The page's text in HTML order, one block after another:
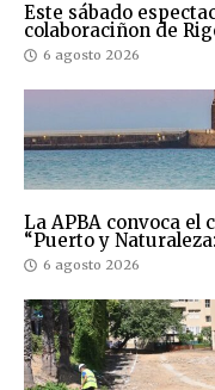
Este sábado
colaboraciñon de
6 agosto 2026
La APBA convoca
“Puerto y
6 agosto 2026